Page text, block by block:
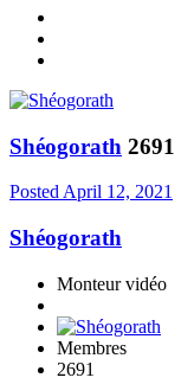
Shéogorath 2691
PostedApril 12, 2021
Shéogorath
Monteur vidéo
Membres
2691